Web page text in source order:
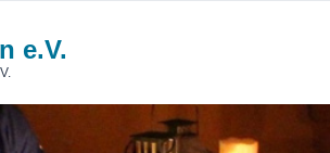
e.V.